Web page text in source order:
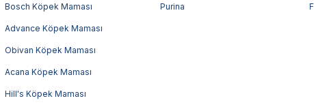
Bosch Köpek Maması
Advance Köpek Maması
Obivan Köpek Maması
Acana Köpek Maması
Hill's Köpek Maması
Purina